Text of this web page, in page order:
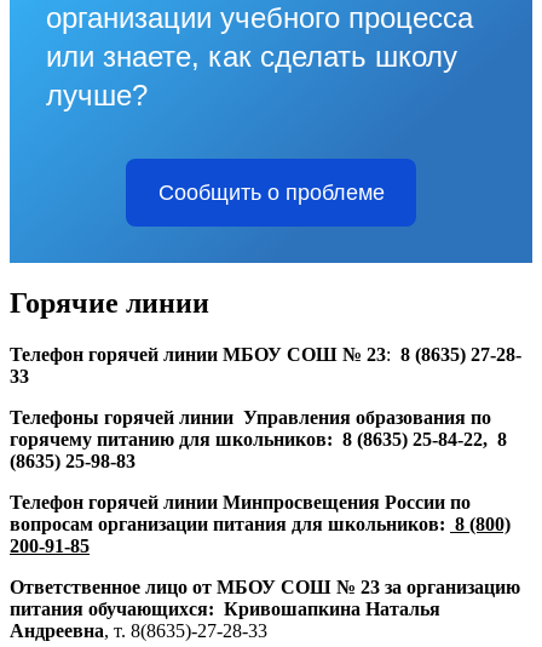
организации учебного процесса
или знаете, как сделать школу
лучше?
Сообщить о проблеме
Горячие линии
Телефон горячей линии МБОУ СОШ № 23: 8 (8635) 27-28-
33
Телефоны горячей линии Управления образования по
горячему питанию для школьников: 8 (8635) 25-84-22, 8
(8635) 25-98-83
Телефон горячей линии Минпросвещения России по
вопросам организации питания для школьников: 8 (800)
200-91-85
Ответственное лицо от МБОУ СОШ № 23 за организацию
питания обучающихся: Кривошапкина Наталья
Андреевна, т. 8(8635)-27-28-33